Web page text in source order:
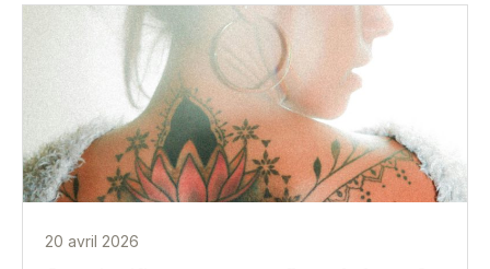
20 avril 2026